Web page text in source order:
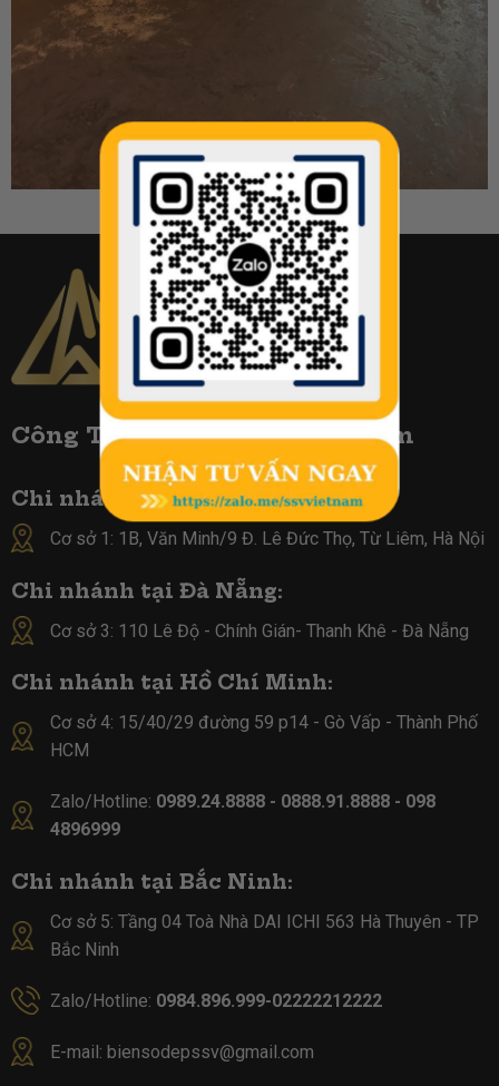
Công TY Biển Số Đẹp Việt Nam
Chi nhánh tại Hà Nội :
Cơ sở 1: 1B, Văn Minh/9 Đ. Lê Đức Thọ, Từ Liêm, Hà Nội
Chi nhánh tại Đà Nẵng:
Cơ sở 3: 110 Lê Độ - Chính Gián- Thanh Khê - Đà Nẵng
Chi nhánh tại Hồ Chí Minh:
Cơ sở 4: 15/40/29 đường 59 p14 - Gò Vấp - Thành Phố
HCM
Zalo/Hotline: 0989.24.8888 - 0888.91.8888 - 098
4896999
Chi nhánh tại Bắc Ninh:
Cơ sở 5: Tầng 04 Toà Nhà DAI ICHI 563 Hà Thuyên - TP
Bắc Ninh
Zalo/Hotline: 0984.896.999-02222212222
E-mail: biensodepssv@gmail.com